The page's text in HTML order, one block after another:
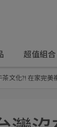
超值組合
茶文化?! 在家完